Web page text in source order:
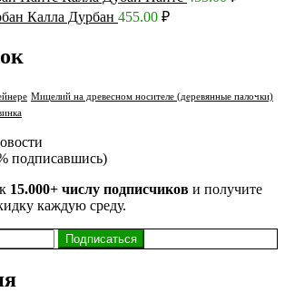
Калла Дурбан 455.00 ₽
Мицелий на древесном носителе (деревянные палочки)
подписавшись)
15.000+ числу подписчиков и получите
каждую среду.